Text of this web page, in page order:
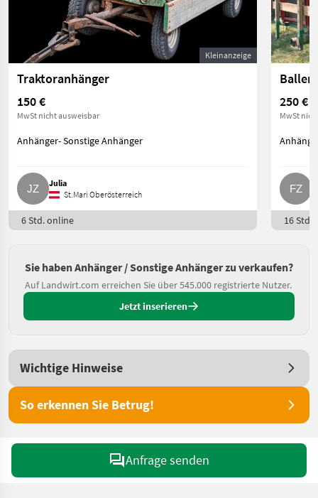
Kleinanzeige
Traktoranhänger
150 €
MwSt nicht ausweisbar
Anhänger- Sonstige Anhänger
Julia
St.Mari Oberösterreich
6 Std. online
250 €
MwSt
16 Std.
Sie haben Anhänger / Sonstige Anhänger zu verkaufen?
Auf Landwirt.com erreichen Sie über 545.000 registrierte Nutzer.
Jetzt inserieren
Wichtige Hinweise
So erkennen Sie Betrug!
Anfrage senden